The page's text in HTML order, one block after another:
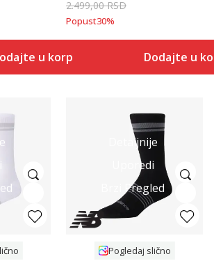
u korpu
2.499,00RSD
Popust30%
Dodajte u
Detaljnije
Uporedi
Brzi Pregled
Pogledaj slično